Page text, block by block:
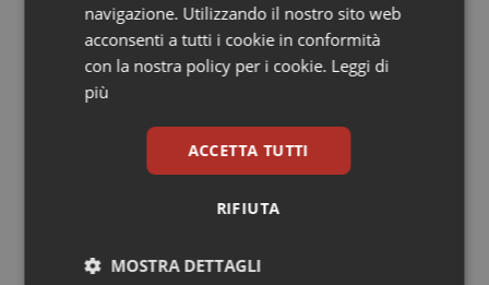
Tumori gastrointestinali
Ulcera & Reflusso
15 Dicembre 2010
© Riproduzione riservata
Regioni e Asl
navigazione. Utilizzando il nostro sito web
acconsenti a tutti i cookie in conformità
con la nostra policy per i cookie. Leggi di
più
ACCETTA TUTTI
RIFIUTA
MOSTRA DETTAGLI